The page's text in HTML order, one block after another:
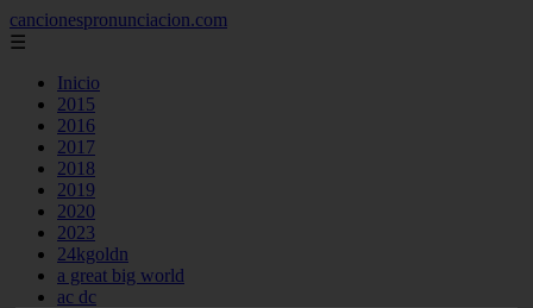
cancionespronunciacion.com
☰
Inicio
2015
2016
2017
2018
2019
2020
2023
24kgoldn
a great big world
ac dc